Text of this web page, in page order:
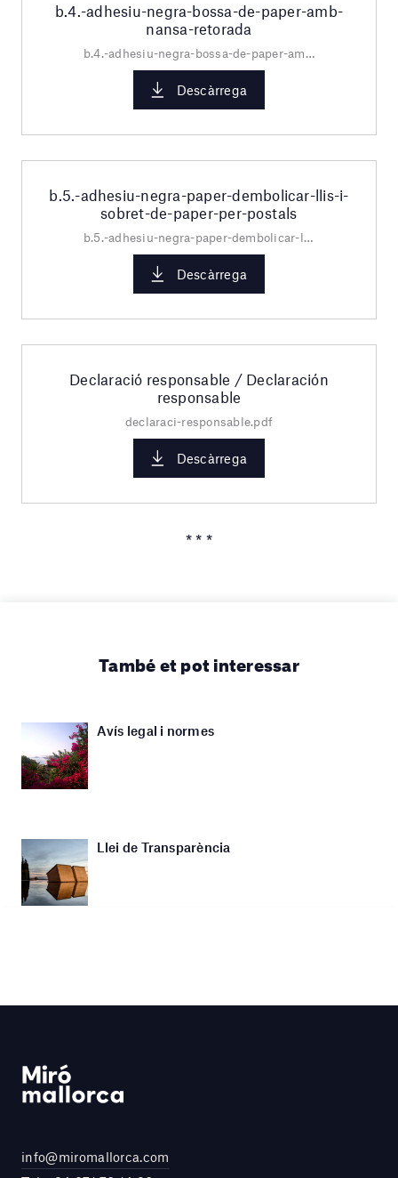
b.4.-adhesiu-negra-bossa-de-paper-amb-
nansa-retorada
b.4.-adhesiu-negra-bossa-de-paper-amb-nansa-retorada.pdf
Descàrrega
b.5.-adhesiu-negra-paper-dembolicar-llis-i-
sobret-de-paper-per-postals
b.5.-adhesiu-negra-paper-dembolicar-llis-i-sobret-de-paper-per-postals.pdf
Descàrrega
Declaració responsable / Declaración
responsable
declaraci-responsable.pdf
Descàrrega
* * *
També et pot interessar
Avís legal i normes
Llei de Transparència
info@miromallorca.com